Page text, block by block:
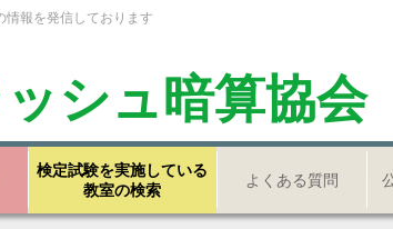
情報を発信しております
シュ暗算協会
検定試験を実施している
教室の検索
よくある質問